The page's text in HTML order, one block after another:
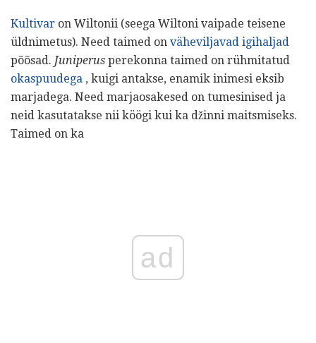
Kultivar on Wiltonii (seega Wiltoni vaipade teisene
üldnimetus). Need taimed on väheviljavad igihaljad
põõsad. Juniperus perekonna taimed on rühmitatud
okaspuudega , kuigi antakse, enamik inimesi eksib
marjadega. Need marjaosakesed on tumesinised ja
neid kasutatakse nii köögi kui ka džinni maitsmiseks.
Taimed on ka
ad